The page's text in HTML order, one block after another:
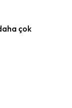
çok